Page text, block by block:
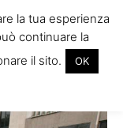
la tua esperienza
continuare la
il sito.
OK